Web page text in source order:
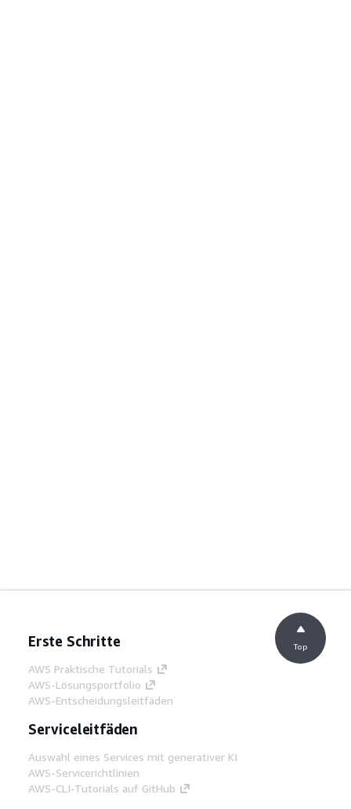
Erste Schritte
AWS Praktische Tutorials
AWS-Lösungsportfolio
AWS-Entscheidungsleitfäden
Serviceleitfäden
Auswahl eines Services mit generativer KI
AWS-Servicerichtlinien
AWS-CLI-Tutorials auf GitHub
Top